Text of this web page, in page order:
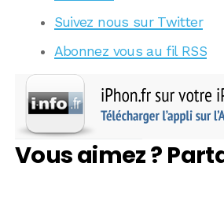
Suivez nous sur Twitter
Abonnez vous au fil RSS
Vous aimez ?